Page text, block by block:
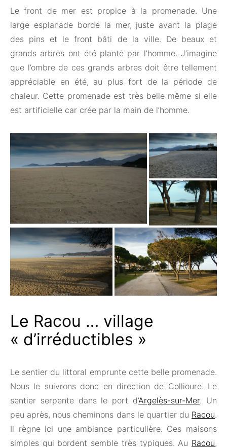
Le front de mer est propice à la promenade. Une
large esplanade borde la mer, juste avant la plage
des pins et le front bâti de la ville. De beaux et
grands arbres ont été planté par l’homme. J’imagine
que l’ombre de ces grands arbres doit être tellement
appréciable en été, au plus fort de la période de
chaleur. Cette promenade est très belle même si elle
est artificielle car crée par la main de l’homme.
Le Racou … village
« d’irréductibles »
Le sentier du littoral emprunte cette belle promenade.
Nous le suivrons donc en direction de Collioure. Le
sentier serpente dans le port d’Argelès-sur-Mer. Un
peu après, nous cheminons dans le quartier du Racou.
Il règne ici une ambiance particulière. Ces maisons
simples qui bordent semble très typiques. Au Racou,